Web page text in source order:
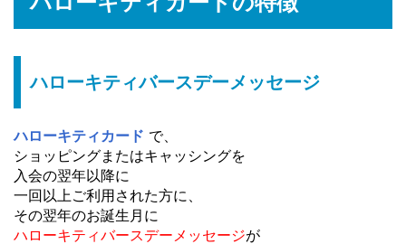
ハローキティバースデーメッセージ
ハローキティカード で、
ショッピングまたはキャッシングを
入会の翌年以降に
一回以上ご利用された方に、
その翌年のお誕生月に
ハローキティバースデーメッセージが